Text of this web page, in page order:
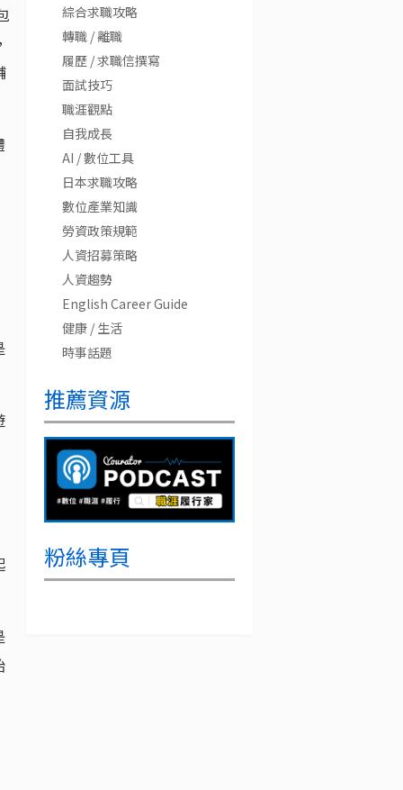
綜合求職攻略
轉職 / 離職
履歷 / 求職信撰寫
面試技巧
職涯觀點
自我成長
AI / 數位工具
日本求職攻略
數位產業知識
勞資政策規範
人資招募策略
人資趨勢
English Career Guide
健康 / 生活
時事話題
推薦資源
粉絲專頁